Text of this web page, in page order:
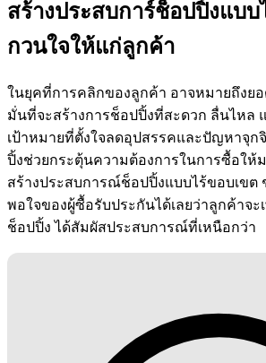
สร้างประสบการ์ช็อปปิ้งแบบ
กวนใจให้แก่ลูกค้า
ในยุคที่การคลิกของลูกค้า อาจหมายถึงย
มั่นที่จะสร้างการช็อปปิ้งที่สะดวก ลื่นไหล แ
เป้าหมายที่ตั้งใจลดอุปสรรคและปัญหาจุก
ปิ้งช่วยกระตุ้นความต้องการในการซื้อให้
สร้างประสบการณ์ช็อปปิ้งแบบไร้ขอบเขต
พอใจของผู้ซื้อรับประกันได้เลยว่าลูกค้าจะ
ช็อปปิ้ง ได้สัมผัสประสบการณ์ที่เหนือกว่า